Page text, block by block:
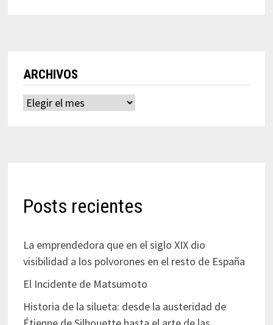
ARCHIVOS
Archivos
Posts recientes
La emprendedora que en el siglo XIX dio
visibilidad a los polvorones en el resto de España
El Incidente de Matsumoto
Historia de la silueta: desde la austeridad de